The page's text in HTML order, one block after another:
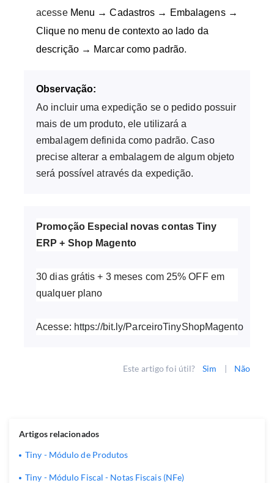
acesse Menu → Cadastros → Embalagens →
Clique no menu de contexto ao lado da
descrição → Marcar como padrão.
Observação:
Ao incluir uma expedição se o pedido possuir
mais de um produto, ele utilizará a
embalagem definida como padrão. Caso
precise alterar a embalagem de algum objeto
será possível através da expedição.
Promoção Especial novas contas Tiny
ERP + Shop Magento
30 dias grátis + 3 meses com 25% OFF em
qualquer plano
Acesse: https://bit.ly/ParceiroTinyShopMagento
Este artigo foi útil? Sim | Não
Artigos relacionados
Tiny - Módulo de Produtos
Tiny - Módulo Fiscal - Notas Fiscais (NFe)